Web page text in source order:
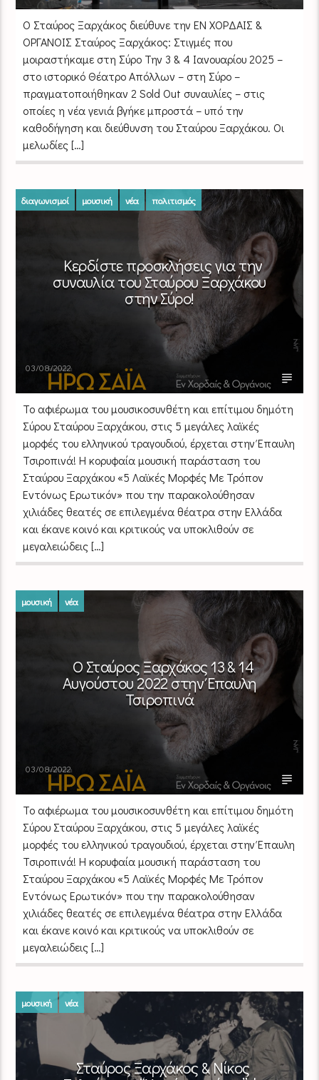
Ο Σταύρος Ξαρχάκος διεύθυνε την ΕΝ ΧΟΡΔΑΙΣ &
ΟΡΓΑΝΟΙΣ Σταύρος Ξαρχάκος: Στιγμές που
μοιραστήκαμε στη Σύρο Την 3 & 4 Ιανουαρίου 2025 –
στο ιστορικό Θέατρο Απόλλων – στη Σύρο –
πραγματοποιήθηκαν 2 Sold Out συναυλίες – στις
οποίες η νέα γενιά βγήκε μπροστά – υπό την
καθοδήγηση και διεύθυνση του Σταύρου Ξαρχάκου. Οι
μελωδίες […]
διαγωνισμοί μουσική νέα πολιτισμός
Κερδίστε προσκλήσεις για την
συναυλία του Σταύρου Ξαρχάκου
στην Σύρο!
03/08/2022
To αφιέρωμα του μουσικοσυνθέτη και επίτιμου δημότη
Σύρου Σταύρου Ξαρχάκου, στις 5 μεγάλες λαϊκές
μορφές του ελληνικού τραγουδιού, έρχεται στην Έπαυλη
Τσιροπινά! Η κορυφαία μουσική παράσταση του
Σταύρου Ξαρχάκου «5 Λαϊκές Μορφές Με Τρόπον
Εντόνως Ερωτικόν» που την παρακολούθησαν
χιλιάδες θεατές σε επιλεγμένα θέατρα στην Ελλάδα
και έκανε κοινό και κριτικούς να υποκλιθούν σε
μεγαλειώδεις […]
μουσική νέα
O Σταύρος Ξαρχάκος 13 & 14
Αυγούστου 2022 στην Έπαυλη
Τσιροπινά
03/08/2022
To αφιέρωμα του μουσικοσυνθέτη και επίτιμου δημότη
Σύρου Σταύρου Ξαρχάκου, στις 5 μεγάλες λαϊκές
μορφές του ελληνικού τραγουδιού, έρχεται στην Έπαυλη
Τσιροπινά! Η κορυφαία μουσική παράσταση του
Σταύρου Ξαρχάκου «5 Λαϊκές Μορφές Με Τρόπον
Εντόνως Ερωτικόν» που την παρακολούθησαν
χιλιάδες θεατές σε επιλεγμένα θέατρα στην Ελλάδα
και έκανε κοινό και κριτικούς να υποκλιθούν σε
μεγαλειώδεις […]
μουσική νέα
Σταύρος Ξαρχάκος & Νίκος